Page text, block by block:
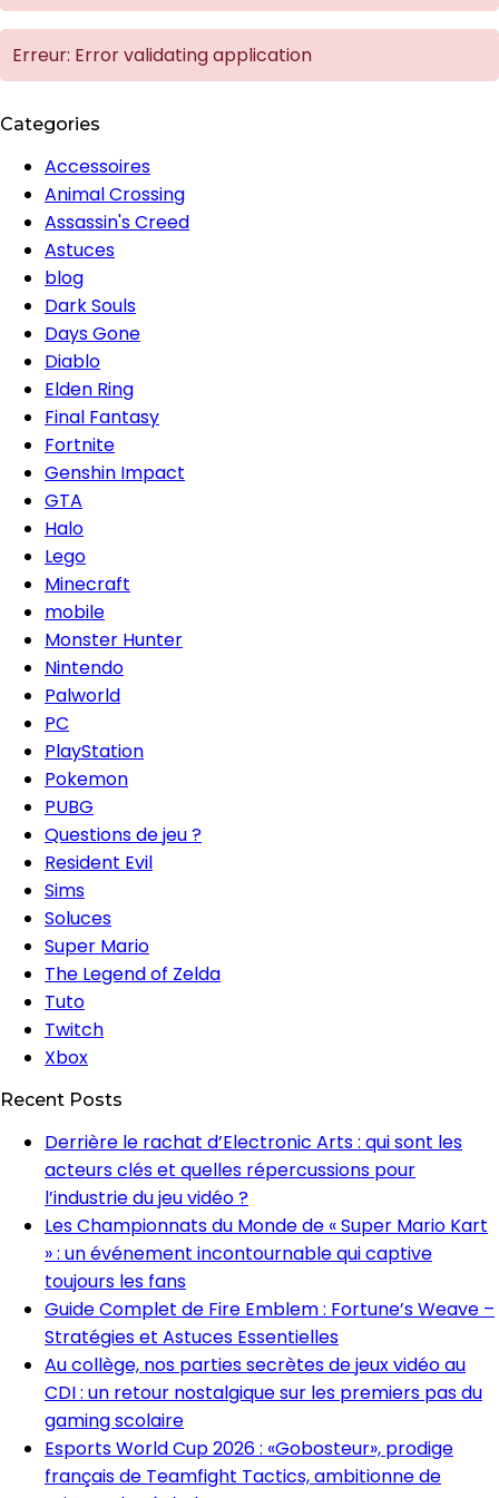
Erreur: Error validating application
Categories
Accessoires
Animal Crossing
Assassin's Creed
Astuces
blog
Dark Souls
Days Gone
Diablo
Elden Ring
Final Fantasy
Fortnite
Genshin Impact
GTA
Halo
Lego
Minecraft
mobile
Monster Hunter
Nintendo
Palworld
PC
PlayStation
Pokemon
PUBG
Questions de jeu ?
Resident Evil
Sims
Soluces
Super Mario
The Legend of Zelda
Tuto
Twitch
Xbox
Recent Posts
Derrière le rachat d’Electronic Arts : qui sont les
acteurs clés et quelles répercussions pour
l’industrie du jeu vidéo ?
Les Championnats du Monde de « Super Mario Kart
» : un événement incontournable qui captive
toujours les fans
Guide Complet de Fire Emblem : Fortune’s Weave –
Stratégies et Astuces Essentielles
Au collège, nos parties secrètes de jeux vidéo au
CDI : un retour nostalgique sur les premiers pas du
gaming scolaire
Esports World Cup 2026 : «Gobosteur», prodige
français de Teamfight Tactics, ambitionne de